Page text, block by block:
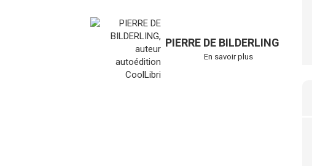
PIERRE DE BILDERLING
En savoir plus